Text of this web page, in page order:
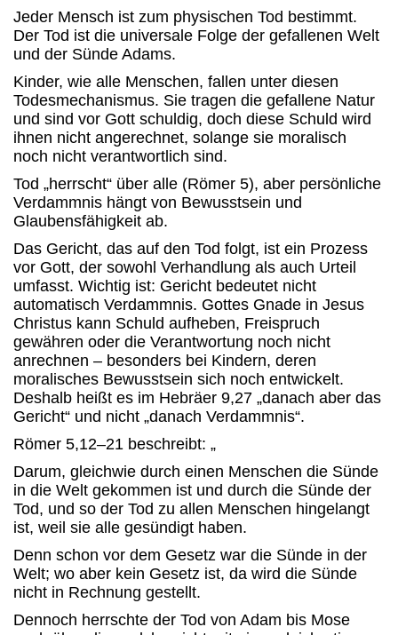
Jeder Mensch ist zum physischen Tod bestimmt.
Der Tod ist die universale Folge der gefallenen Welt
und der Sünde Adams.
Kinder, wie alle Menschen, fallen unter diesen
Todesmechanismus. Sie tragen die gefallene Natur
und sind vor Gott schuldig, doch diese Schuld wird
ihnen nicht angerechnet, solange sie moralisch
noch nicht verantwortlich sind.
Tod „herrscht“ über alle (Römer 5), aber persönliche
Verdammnis hängt von Bewusstsein und
Glaubensfähigkeit ab.
Das Gericht, das auf den Tod folgt, ist ein Prozess
vor Gott, der sowohl Verhandlung als auch Urteil
umfasst. Wichtig ist: Gericht bedeutet nicht
automatisch Verdammnis. Gottes Gnade in Jesus
Christus kann Schuld aufheben, Freispruch
gewähren oder die Verantwortung noch nicht
anrechnen – besonders bei Kindern, deren
moralisches Bewusstsein sich noch entwickelt.
Deshalb heißt es im Hebräer 9,27 „danach aber das
Gericht“ und nicht „danach Verdammnis“.
Römer 5,12–21 beschreibt: „
Darum, gleichwie durch einen Menschen die Sünde
in die Welt gekommen ist und durch die Sünde der
Tod, und so der Tod zu allen Menschen hingelangt
ist, weil sie alle gesündigt haben.
Denn schon vor dem Gesetz war die Sünde in der
Welt; wo aber kein Gesetz ist, da wird die Sünde
nicht in Rechnung gestellt.
Dennoch herrschte der Tod von Adam bis Mose